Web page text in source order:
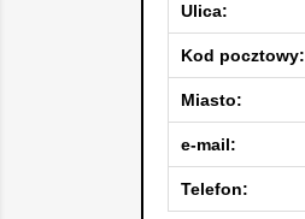
Ulica:
Kod pocztowy:
Miasto:
e-mail:
Telefon: